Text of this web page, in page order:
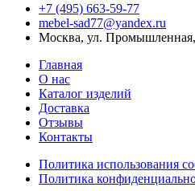
+7 (495) 663-59-77
mebel-sad77@yandex.ru
Москва, ул. Промышленная,
Главная
О нас
Каталог изделий
Доставка
Отзывы
Контакты
Политика использования
Политика